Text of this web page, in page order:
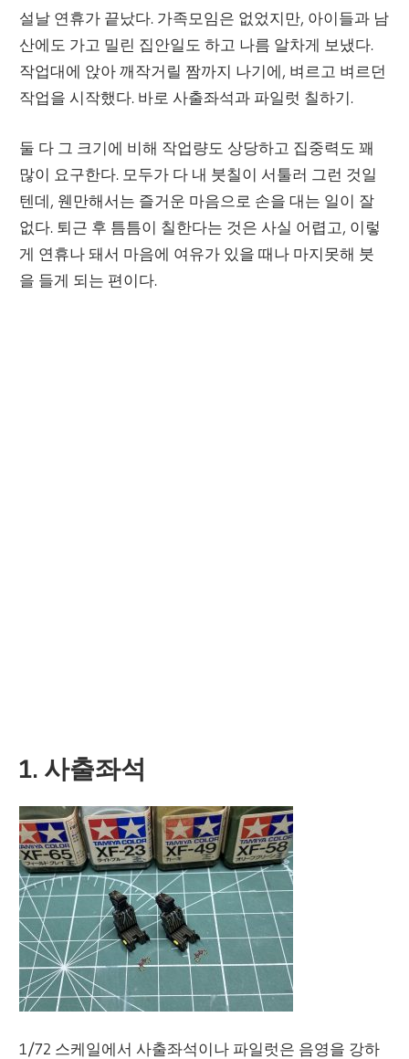
설날 연휴가 끝났다. 가족모임은 없었지만, 아이들과 남
산에도 가고 밀린 집안일도 하고 나름 알차게 보냈다.
작업대에 앉아 깨작거릴 짬까지 나기에, 벼르고 벼르던
작업을 시작했다. 바로 사출좌석과 파일럿 칠하기.
둘 다 그 크기에 비해 작업량도 상당하고 집중력도 꽤
많이 요구한다. 모두가 다 내 붓칠이 서툴러 그런 것일
텐데, 웬만해서는 즐거운 마음으로 손을 대는 일이 잘
없다. 퇴근 후 틈틈이 칠한다는 것은 사실 어렵고, 이렇
게 연휴나 돼서 마음에 여유가 있을 때나 마지못해 붓
을 들게 되는 편이다.
1. 사출좌석
1/72 스케일에서 사출좌석이나 파일럿은 음영을 강하